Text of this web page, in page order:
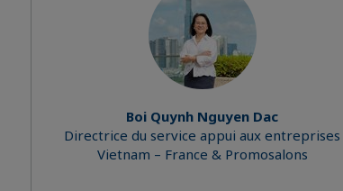
Boi Quynh Nguyen Dac
Directrice du service appui aux entreprises
Vietnam – France & Promosalons